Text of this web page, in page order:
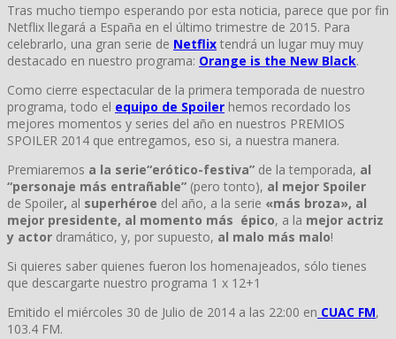
Tras mucho tiempo esperando por esta noticia, parece que por fin
Netflix llegará a España en el último trimestre de 2015. Para
celebrarlo, una gran serie de Netflix tendrá un lugar muy muy
destacado en nuestro programa: Orange is the New Black.
Como cierre espectacular de la primera temporada de nuestro
programa, todo el equipo de Spoiler hemos recordado los
mejores momentos y series del año en nuestros PREMIOS
SPOILER 2014 que entregamos, eso si, a nuestra manera.
Premiaremos a la serie“erótico-festiva” de la temporada, al
“personaje más entrañable” (pero tonto), al mejor Spoiler
de Spoiler, al superhéroe del año, a la serie «más broza», al
mejor presidente, al momento más épico, a la mejor actriz
y actor dramático, y, por supuesto, al malo más malo!
Si quieres saber quienes fueron los homenajeados, sólo tienes
que descargarte nuestro programa 1 x 12+1
Emitido el miércoles 30 de Julio de 2014 a las 22:00 en CUAC FM,
103.4 FM.